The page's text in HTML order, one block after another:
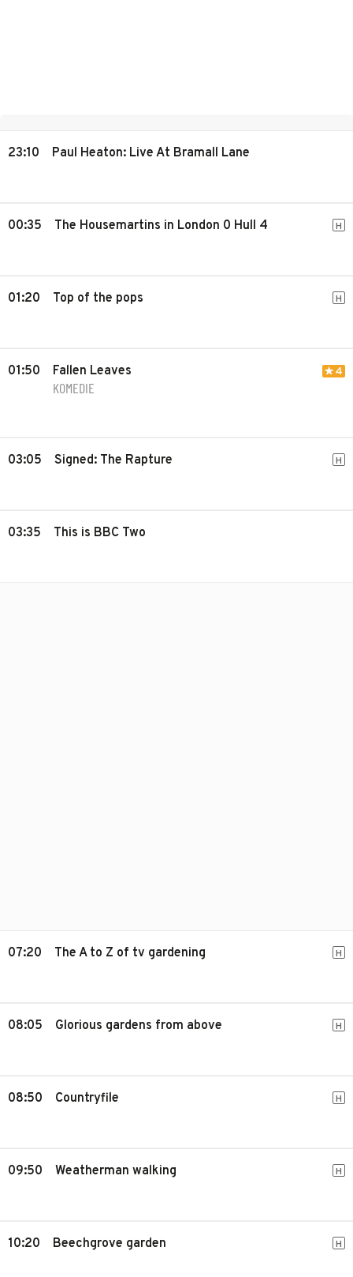
23:10 Paul Heaton: Live At Bramall Lane
00:35 The Housemartins in London 0 Hull 4 H
01:20 Top of the pops H
01:50 Fallen Leaves
KOMEDIE
4
03:05 Signed: The Rapture H
03:35 This is BBC Two
07:20 The A to Z of tv gardening H
08:05 Glorious gardens from above H
08:50 Countryfile H
09:50 Weatherman walking H
10:20 Beechgrove garden H